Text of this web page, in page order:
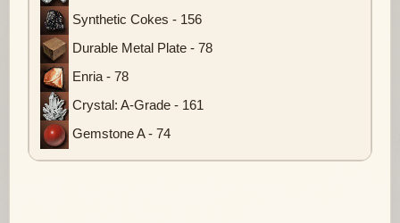
Synthetic Cokes - 156
Durable Metal Plate - 78
Enria - 78
Crystal: A-Grade - 161
Gemstone A - 74